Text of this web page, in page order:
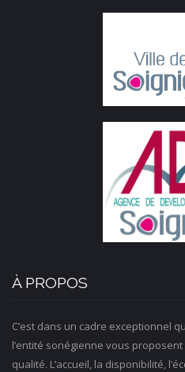
À PROPOS
C’est dans un cadre exceptionnel
l’entité sonégienne vous
qualité. L’accueil, la disponibilité,